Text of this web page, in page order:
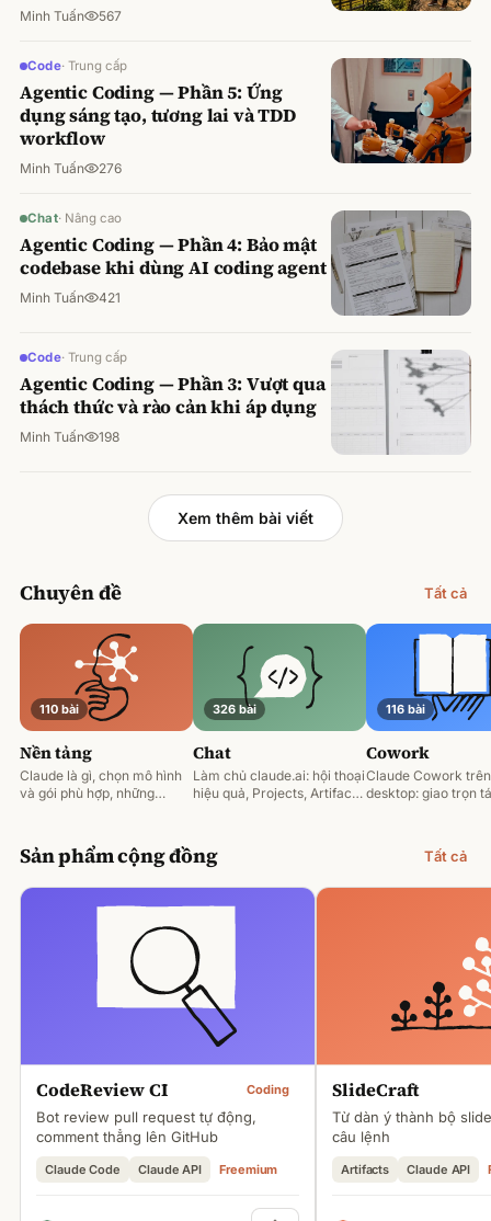
Minh Tuấn 567
Code· Trung cấp
Agentic Coding — Phần 5: Ứng
dụng sáng tạo, tương lai và TDD
workflow
Minh Tuấn 276
Chat· Nâng cao
Agentic Coding — Phần 4: Bảo mật
codebase khi dùng AI coding agent
Minh Tuấn 421
Code· Trung cấp
Agentic Coding — Phần 3: Vượt qua
thách thức và rào cản khi áp dụng
Minh Tuấn 198
Xem thêm bài viết
Chuyên đề Tất cả
110 bài
Nền tảng
Claude là gì, chọn mô hình
và gói phù hợp, những
326 bài
Chat
Làm chủ claude.ai: hội thoại
hiệu quả, Projects, Artifacts
116 bài
Cowork
Claude Cowork trên
desktop: giao trọn
Sản phẩm cộng đồng Tất cả
CodeReview CI Coding
Bot review pull request tự động,
comment thẳng lên GitHub
Claude Code Claude API Freemium
SlideCraft
Từ dàn ý thành bộ
câu lệnh
Artifacts Claude API